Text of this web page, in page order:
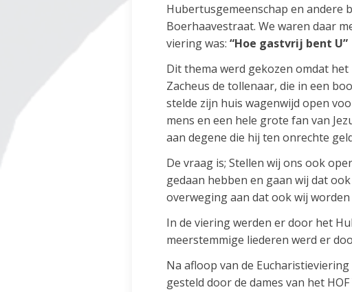
Hubertusgemeenschap en andere
Boerhaavestraat. We waren daar
viering was: “Hoe gastvrij bent U”
Dit thema werd gekozen omdat het
Zacheus de tollenaar, die in een
stelde zijn huis wagenwijd open
mens en een hele grote fan van
aan degene die hij ten onrechte
De vraag is; Stellen wij ons ook
gedaan hebben en gaan wij dat
overweging aan dat ook wij
In de viering werden er door het
meerstemmige liederen werd er
Na afloop van de
gesteld door de dames van het